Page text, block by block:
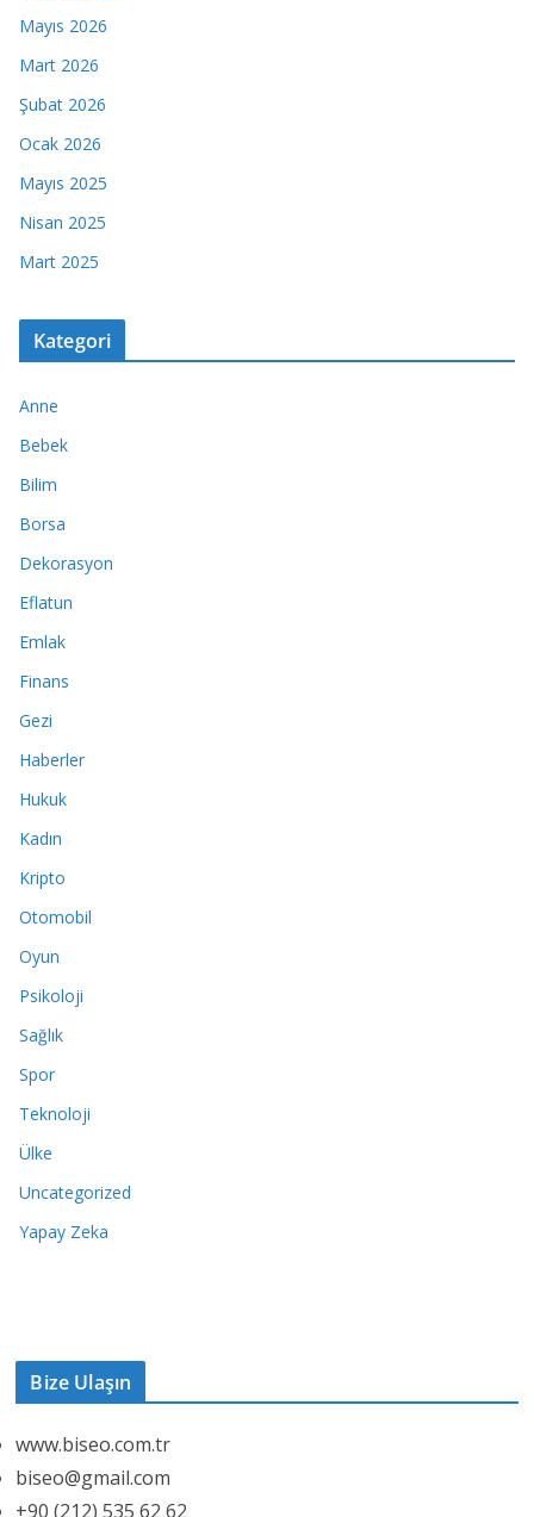
Mayıs 2026
Mart 2026
Şubat 2026
Ocak 2026
Mayıs 2025
Nisan 2025
Mart 2025
Kategori
Anne
Bebek
Bilim
Borsa
Dekorasyon
Eflatun
Emlak
Finans
Gezi
Haberler
Hukuk
Kadın
Kripto
Otomobil
Oyun
Psikoloji
Sağlık
Spor
Teknoloji
Ülke
Uncategorized
Yapay Zeka
Bize Ulaşın
www.biseo.com.tr
biseo@gmail.com
+90 (212) 535 62 62